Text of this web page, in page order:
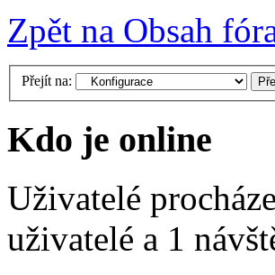
Zpět na Obsah
Přejít na:
Kdo je online
Uživatelé
uživatelé a 1